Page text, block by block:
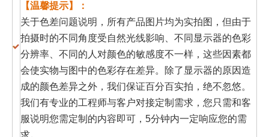
【温馨提示】：
关于色差问题说明，所有产品图片均为实拍图，但由于
拍摄时的不同角度受自然光线影响、不同显示器的色彩
分辨率、不同的人对颜色的敏感度不一样，这些因素都
会使实物与图中的色彩存在差异。除了显示器的原因造
成的颜色差异之外，我们保证百分百实拍，绝不忽悠。
我们有专业的工程师与客户对接定制需求，您只需和客
服说明您需定制的内容即可，5分钟内一定响应您的需
求。